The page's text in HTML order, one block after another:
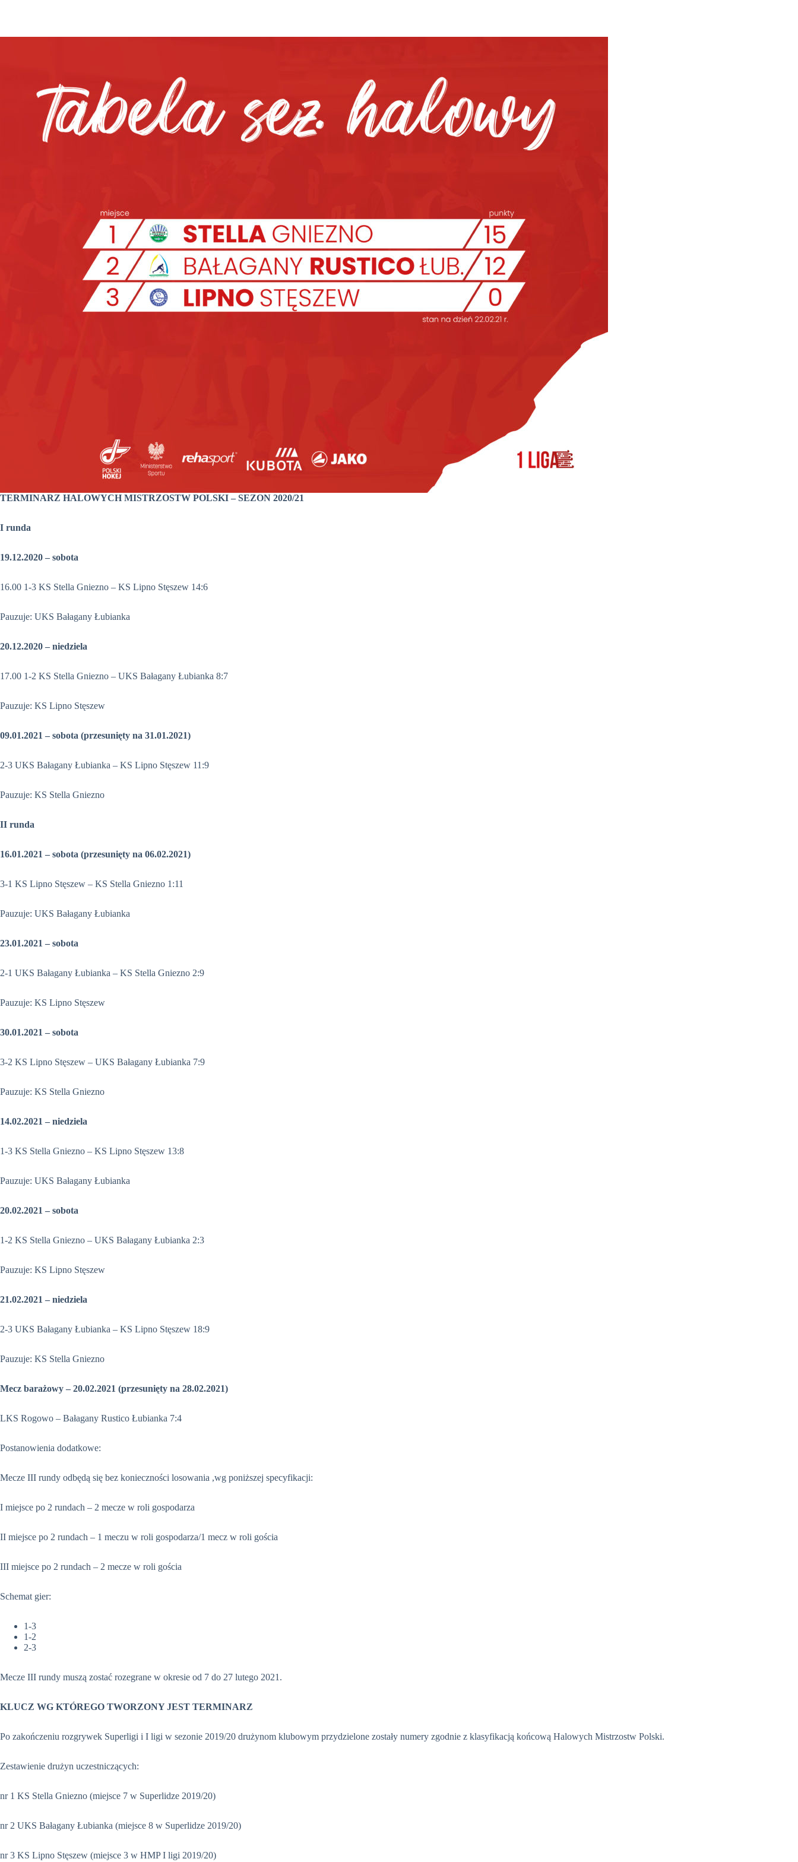
TERMINARZ HALOWYCH MISTRZOSTW POLSKI – SEZON 2020/21
I runda
19.12.2020 – sobota
16.00 1-3 KS Stella Gniezno – KS Lipno Stęszew 14:6
Pauzuje: UKS Bałagany Łubianka
20.12.2020 – niedziela
17.00 1-2 KS Stella Gniezno – UKS Bałagany Łubianka 8:7
Pauzuje: KS Lipno Stęszew
09.01.2021 – sobota (przesunięty na 31.01.2021)
2-3 UKS Bałagany Łubianka – KS Lipno Stęszew 11:9
Pauzuje: KS Stella Gniezno
II runda
16.01.2021 – sobota (przesunięty na 06.02.2021)
3-1 KS Lipno Stęszew – KS Stella Gniezno 1:11
Pauzuje: UKS Bałagany Łubianka
23.01.2021 – sobota
2-1 UKS Bałagany Łubianka – KS Stella Gniezno 2:9
Pauzuje: KS Lipno Stęszew
30.01.2021 – sobota
3-2 KS Lipno Stęszew – UKS Bałagany Łubianka 7:9
Pauzuje: KS Stella Gniezno
14.02.2021 – niedziela
1-3 KS Stella Gniezno – KS Lipno Stęszew 13:8
Pauzuje: UKS Bałagany Łubianka
20.02.2021 – sobota
1-2 KS Stella Gniezno – UKS Bałagany Łubianka 2:3
Pauzuje: KS Lipno Stęszew
21.02.2021 – niedziela
2-3 UKS Bałagany Łubianka – KS Lipno Stęszew 18:9
Pauzuje: KS Stella Gniezno
Mecz barażowy – 20.02.2021 (przesunięty na 28.02.2021)
LKS Rogowo – Bałagany Rustico Łubianka 7:4
Postanowienia dodatkowe:
Mecze III rundy odbędą się bez konieczności losowania ,wg poniższej specyfikacji:
I miejsce po 2 rundach – 2 mecze w roli gospodarza
II miejsce po 2 rundach – 1 meczu w roli gospodarza/1 mecz w roli gościa
III miejsce po 2 rundach – 2 mecze w roli gościa
Schemat gier:
1-3
1-2
2-3
Mecze III rundy muszą zostać rozegrane w okresie od 7 do 27 lutego 2021.
KLUCZ WG KTÓREGO TWORZONY JEST TERMINARZ
Po zakończeniu rozgrywek Superligi i I ligi w sezonie 2019/20 drużynom klubowym przydzielone zostały numery zgodnie z klasyfikacją końcową Halowych Mistrzostw Polski.
Zestawienie drużyn uczestniczących:
nr 1 KS Stella Gniezno (miejsce 7 w Superlidze 2019/20)
nr 2 UKS Bałagany Łubianka (miejsce 8 w Superlidze 2019/20)
nr 3 KS Lipno Stęszew (miejsce 3 w HMP I ligi 2019/20)